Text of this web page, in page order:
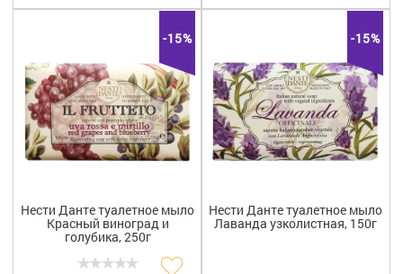
-15%
Нести Данте туалетное мыло
Красный виноград и
голубика, 250г
-15%
Нести Данте туалетное мыло
Лаванда узколистная, 150г